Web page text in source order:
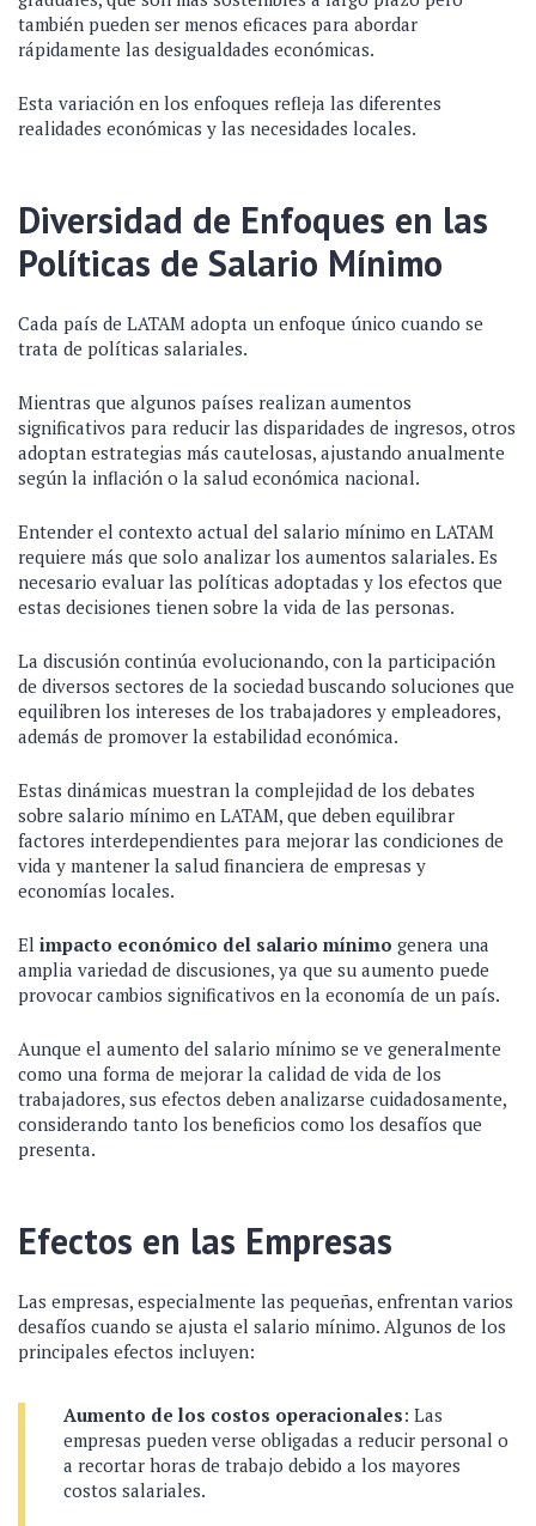
también pueden ser menos eficaces para abordar
rápidamente las desigualdades económicas.
Esta variación en los enfoques refleja las diferentes
realidades económicas y las necesidades locales.
Diversidad de Enfoques en las
Políticas de Salario Mínimo
Cada país de LATAM adopta un enfoque único cuando se
trata de políticas salariales.
Mientras que algunos países realizan aumentos
significativos para reducir las disparidades de ingresos, otros
adoptan estrategias más cautelosas, ajustando anualmente
según la inflación o la salud económica nacional.
Entender el contexto actual del salario mínimo en LATAM
requiere más que solo analizar los aumentos salariales. Es
necesario evaluar las políticas adoptadas y los efectos que
estas decisiones tienen sobre la vida de las personas.
La discusión continúa evolucionando, con la participación
de diversos sectores de la sociedad buscando soluciones que
equilibren los intereses de los trabajadores y empleadores,
además de promover la estabilidad económica.
Estas dinámicas muestran la complejidad de los debates
sobre salario mínimo en LATAM, que deben equilibrar
factores interdependientes para mejorar las condiciones de
vida y mantener la salud financiera de empresas y
economías locales.
El impacto económico del salario mínimo genera una
amplia variedad de discusiones, ya que su aumento puede
provocar cambios significativos en la economía de un país.
Aunque el aumento del salario mínimo se ve generalmente
como una forma de mejorar la calidad de vida de los
trabajadores, sus efectos deben analizarse cuidadosamente,
considerando tanto los beneficios como los desafíos que
presenta.
Efectos en las Empresas
Las empresas, especialmente las pequeñas, enfrentan varios
desafíos cuando se ajusta el salario mínimo. Algunos de los
principales efectos incluyen:
Aumento de los costos operacionales: Las
empresas pueden verse obligadas a reducir personal o
a recortar horas de trabajo debido a los mayores
costos salariales.